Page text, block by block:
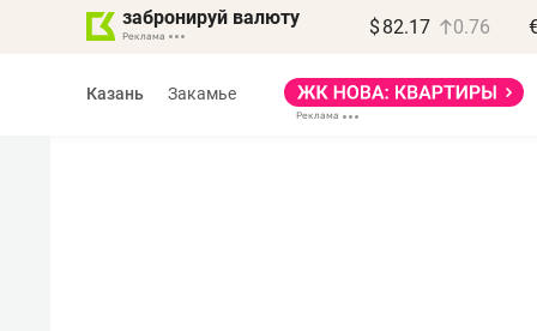
забронируй валюту $ 82.17 0.76
Казань Закамье